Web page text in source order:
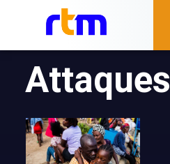
Attaques